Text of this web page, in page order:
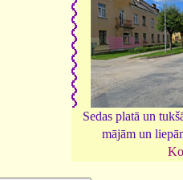
Sedas platā un
mājām un